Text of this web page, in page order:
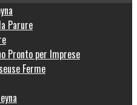
Parure
Pronto per Imprese
Ferme